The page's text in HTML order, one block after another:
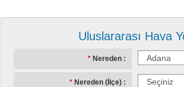
Uluslararası Hava
Nereden
Nereden (İlçe)